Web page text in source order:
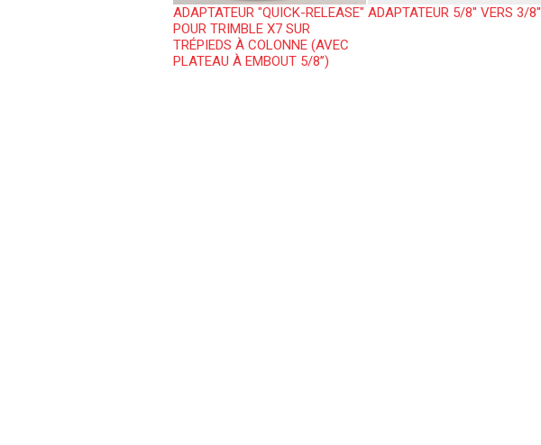
ADAPTATEUR "QUICK-RELEASE"
POUR TRIMBLE X7 SUR
TRÉPIEDS À COLONNE (AVEC
PLATEAU À EMBOUT 5/8’’)
ADAPTATEUR 5/8'' VERS 3/8''